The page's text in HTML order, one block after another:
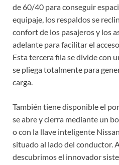
de 60/40 para conseguir
equipaje, los respaldos se
confort de los pasajeros y los
adelante para facilitar el
Esta tercera fila se divide con
se pliega totalmente para
carga.
También tiene disponible el
se abre y cierra mediante un
o con la llave inteligente
situado al lado del conductor.
descubrimos el innovador